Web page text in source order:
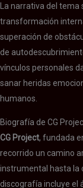
La narrativa del
transformación
superación de
de
vínculos personales
sanar heridas
humanos.
Biografía de CG
CG Project, fundada
recorrido un camino
instrumental hasta la
discografía incluye el